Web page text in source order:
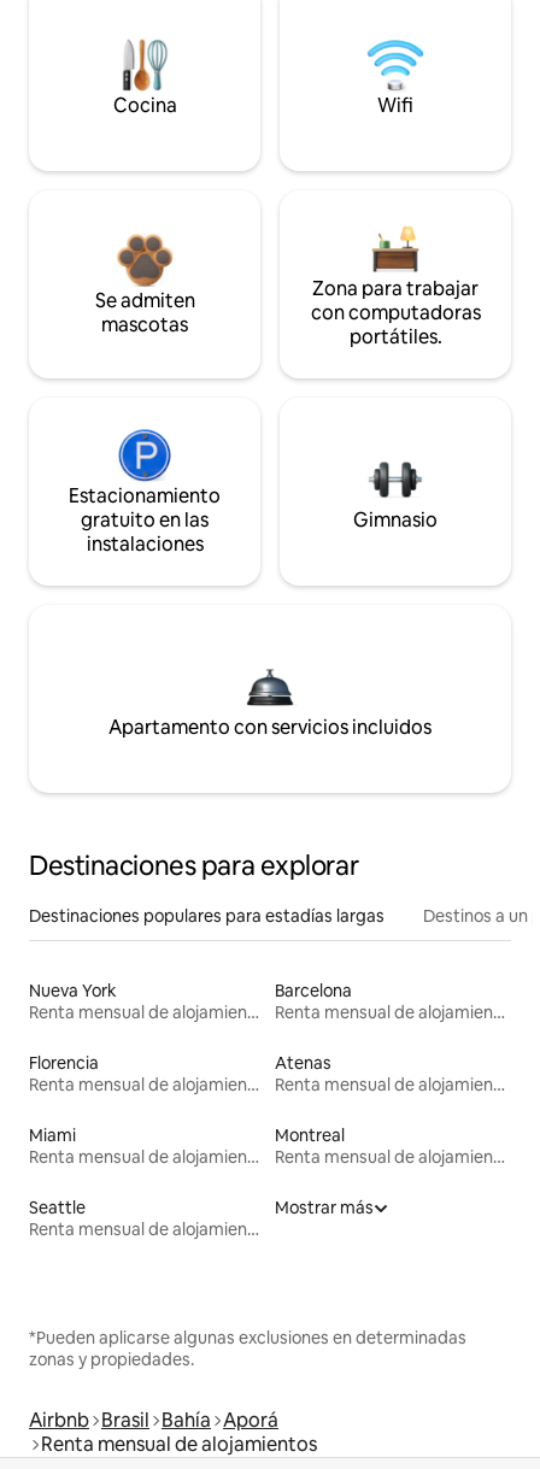
Cocina Wifi
Se admiten
mascotas
Zona para trabajar
con computadoras
portátiles.
Estacionamiento
gratuito en las
instalaciones
Gimnasio
Apartamento con servicios incluidos
Destinaciones para explorar
Destinaciones populares para estadías largas Destinos a un
Nueva York
Renta mensual de alojamientos
Barcelona
Renta mensual de alojamientos
Florencia
Renta mensual de alojamientos
Atenas
Renta mensual de alojamientos
Miami
Renta mensual de alojamientos
Montreal
Renta mensual de alojamientos
Seattle
Renta mensual de alojamientos
Mostrar más
*Pueden aplicarse algunas exclusiones en determinadas
zonas y propiedades.
Airbnb Brasil Bahía Aporá
Renta mensual de alojamientos